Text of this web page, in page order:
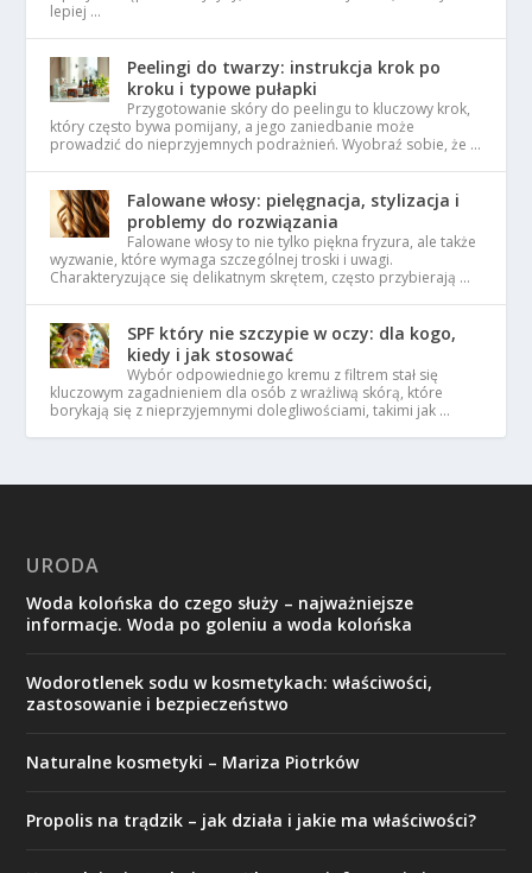
lepiej …
Peelingi do twarzy: instrukcja krok po
kroku i typowe pułapki
Przygotowanie skóry do peelingu to kluczowy krok,
który często bywa pomijany, a jego zaniedbanie może
prowadzić do nieprzyjemnych podrażnień. Wyobraź sobie, że …
Falowane włosy: pielęgnacja, stylizacja i
problemy do rozwiązania
Falowane włosy to nie tylko piękna fryzura, ale także
wyzwanie, które wymaga szczególnej troski i uwagi.
Charakteryzujące się delikatnym skrętem, często przybierają …
SPF który nie szczypie w oczy: dla kogo,
kiedy i jak stosować
Wybór odpowiedniego kremu z filtrem stał się
kluczowym zagadnieniem dla osób z wrażliwą skórą, które
borykają się z nieprzyjemnymi dolegliwościami, takimi jak …
URODA
Woda kolońska do czego służy – najważniejsze
informacje. Woda po goleniu a woda kolońska
Wodorotlenek sodu w kosmetykach: właściwości,
zastosowanie i bezpieczeństwo
Naturalne kosmetyki – Mariza Piotrków
Propolis na trądzik – jak działa i jakie ma właściwości?